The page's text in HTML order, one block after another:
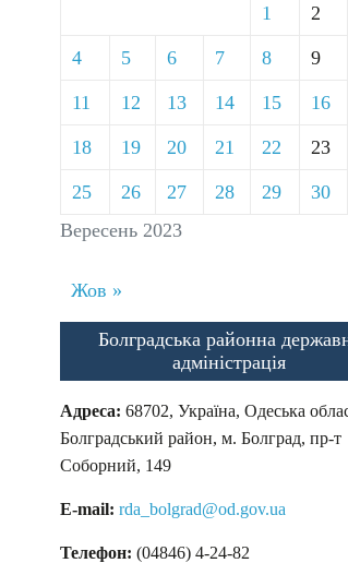
Вересень 2023
1 2
4 5 6 7 8 9
11 12 13 14 15 16
18 19 20 21 22 23
25 26 27 28 29 30
Жов »
Болградська районна
адміністрація
Адреса: 68702, Україна, Одеська
Болградський район, м. Болград, пр-т
Соборний, 149
E-mail: rda_bolgrad@od.gov.ua
Телефон: (04846) 4-24-82